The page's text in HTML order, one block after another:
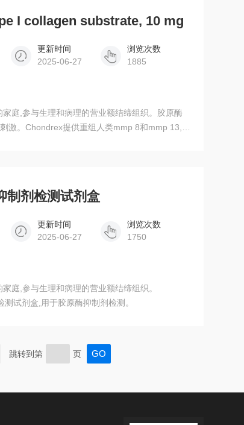
I collagen substrate, 10 mg
更新时间
2025-06-27
浏览次数
1885
庭,参与生理和病理的营业额结缔组织。胶原酶
激。Chondrex提供重组人类mmp 8和mmp 13,除
制剂检测试剂盒
更新时间
2025-06-27
浏览次数
1750
庭,参与生理和病理的营业额结缔组织。
试剂盒,用于胶原酶抑制剂检测。
跳转到第 页